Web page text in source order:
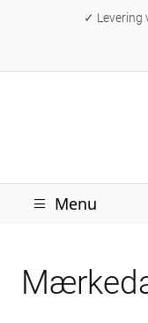
✓ Levering
Menu